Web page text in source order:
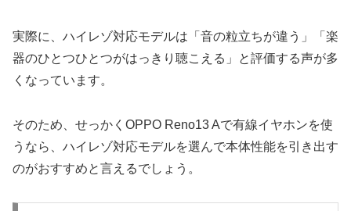
実際に、ハイレゾ対応モデルは「音の粒立ちが違う」「楽
器のひとつひとつがはっきり聴こえる」と評価する声が多
くなっています。
そのため、せっかくOPPO Reno13 Aで有線イヤホンを使
うなら、ハイレゾ対応モデルを選んで本体性能を引き出す
のがおすすめと言えるでしょう。